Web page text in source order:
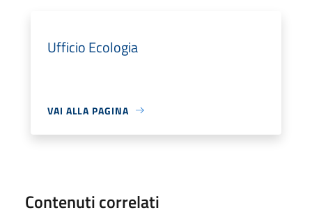
Ufficio Ecologia
VAI ALLA PAGINA
Contenuti correlati